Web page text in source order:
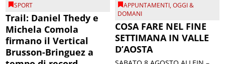
SPORT
Trail: Daniel Thedy e
Michela Comola
firmano il Vertical
Brusson-Bringuez a
APPUNTAMENTI,OGGI &
DOMANI
COSA FARE NEL FINE
SETTIMANA IN VALLE
D’AOSTA